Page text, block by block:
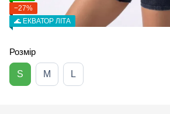
−27%
🌊 ЕКВАТОР ЛІТА
Розмір
S M L